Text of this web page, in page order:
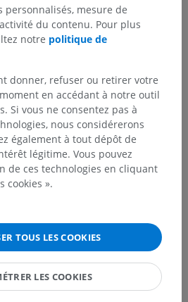
personnalisés, mesure de
du contenu. Pour plus
notre politique de
donner, refuser ou retirer votre
en accédant à notre outil
Si vous ne consentez pas à
nous considérerons
également à tout dépôt de
légitime. Vous pouvez
de ces technologies en cliquant
cookies ».
TOUS LES COOKIES
LES COOKIES